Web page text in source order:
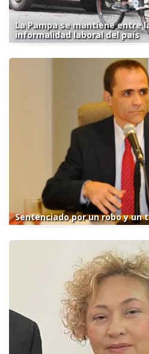
La Pampa se mantiene entre
informalidad laboral del país
Sentenciado por un robo y un